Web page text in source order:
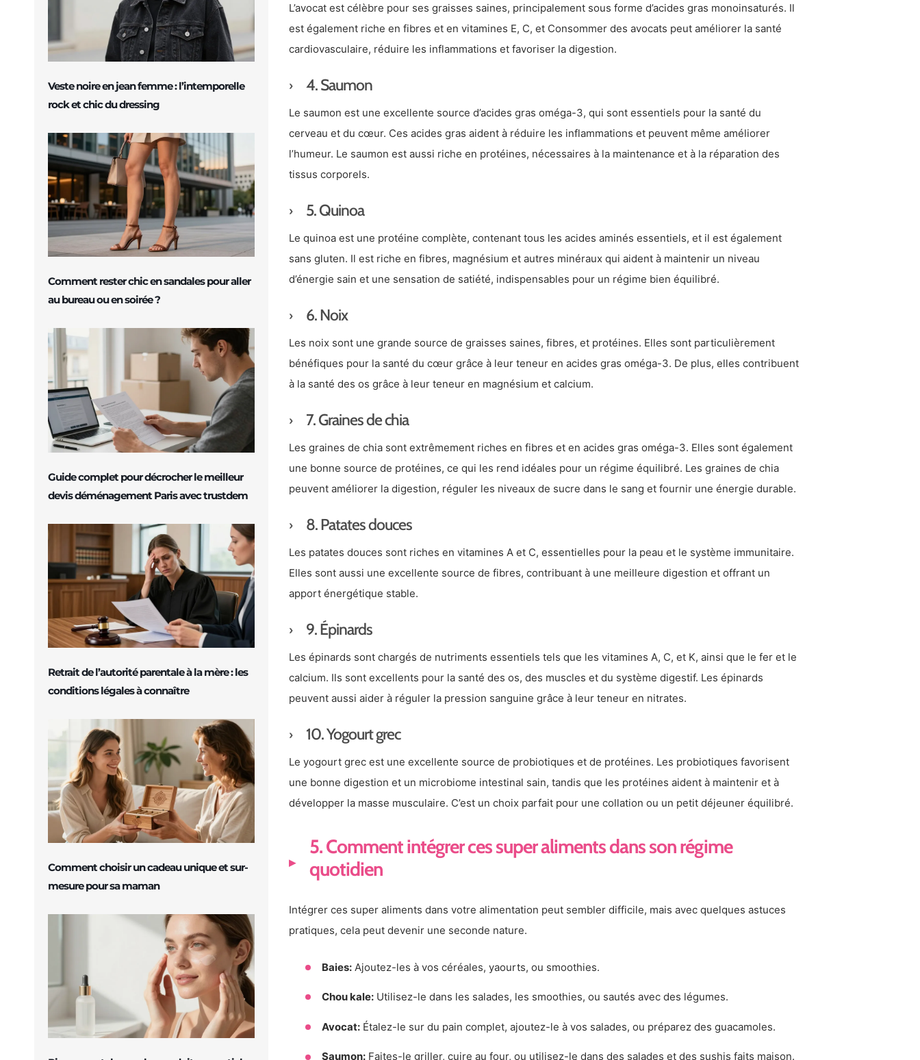
Veste noire en jean femme : l’intemporelle
rock et chic du dressing
Comment rester chic en sandales pour aller
au bureau ou en soirée ?
Guide complet pour décrocher le meilleur
devis déménagement Paris avec trustdem
Retrait de l’autorité parentale à la mère : les
conditions légales à connaître
Comment choisir un cadeau unique et sur-
mesure pour sa maman
L’avocat est célèbre pour ses graisses saines, principalement sous forme d’acides gras monoinsaturés. Il
est également riche en fibres et en vitamines E, C, et Consommer des avocats peut améliorer la santé
cardiovasculaire, réduire les inflammations et favoriser la digestion.
4. Saumon
Le saumon est une excellente source d’acides gras oméga-3, qui sont essentiels pour la santé du
cerveau et du cœur. Ces acides gras aident à réduire les inflammations et peuvent même améliorer
l’humeur. Le saumon est aussi riche en protéines, nécessaires à la maintenance et à la réparation des
tissus corporels.
5. Quinoa
Le quinoa est une protéine complète, contenant tous les acides aminés essentiels, et il est également
sans gluten. Il est riche en fibres, magnésium et autres minéraux qui aident à maintenir un niveau
d’énergie sain et une sensation de satiété, indispensables pour un régime bien équilibré.
6. Noix
Les noix sont une grande source de graisses saines, fibres, et protéines. Elles sont particulièrement
bénéfiques pour la santé du cœur grâce à leur teneur en acides gras oméga-3. De plus, elles contribuent
à la santé des os grâce à leur teneur en magnésium et calcium.
7. Graines de chia
Les graines de chia sont extrêmement riches en fibres et en acides gras oméga-3. Elles sont également
une bonne source de protéines, ce qui les rend idéales pour un régime équilibré. Les graines de chia
peuvent améliorer la digestion, réguler les niveaux de sucre dans le sang et fournir une énergie durable.
8. Patates douces
Les patates douces sont riches en vitamines A et C, essentielles pour la peau et le système immunitaire.
Elles sont aussi une excellente source de fibres, contribuant à une meilleure digestion et offrant un
apport énergétique stable.
9. Épinards
Les épinards sont chargés de nutriments essentiels tels que les vitamines A, C, et K, ainsi que le fer et le
calcium. Ils sont excellents pour la santé des os, des muscles et du système digestif. Les épinards
peuvent aussi aider à réguler la pression sanguine grâce à leur teneur en nitrates.
10. Yogourt grec
Le yogourt grec est une excellente source de probiotiques et de protéines. Les probiotiques favorisent
une bonne digestion et un microbiome intestinal sain, tandis que les protéines aident à maintenir et à
développer la masse musculaire. C’est un choix parfait pour une collation ou un petit déjeuner équilibré.
5. Comment intégrer ces super aliments dans son régime
quotidien
Intégrer ces super aliments dans votre alimentation peut sembler difficile, mais avec quelques astuces
pratiques, cela peut devenir une seconde nature.
Baies: Ajoutez-les à vos céréales, yaourts, ou smoothies.
Chou kale: Utilisez-le dans les salades, les smoothies, ou sautés avec des légumes.
Avocat: Étalez-le sur du pain complet, ajoutez-le à vos salades, ou préparez des guacamoles.
Saumon: Faites-le griller, cuire au four, ou utilisez-le dans des salades et des sushis faits maison.